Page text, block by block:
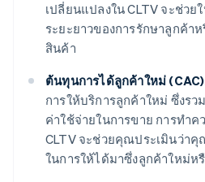
เปลี่ยนแปลงใน CLTV จะช่ว
ระยะยาวของการรักษาลูกค้า
สินค้า
ต้นทุนการได้ลูกค้าใหม่
การให้บริการลูกค้าใหม่ ซึ่งรว
ค่าใช้จ่ายในการขาย การทําค
CLTV จะช่วยคุณประเมินว่าคุ
ในการให้ได้มาซึ่งลูกค้าใหม่ห